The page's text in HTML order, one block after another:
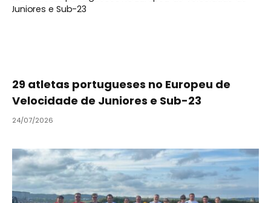
29 atletas portugueses no Europeu de
Velocidade de Juniores e Sub-23
24/07/2026